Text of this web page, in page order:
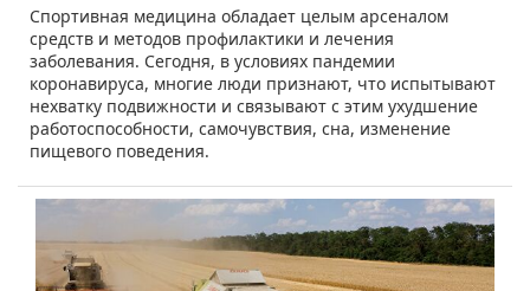
​Спортивная медицина обладает целым арсеналом
средств и методов профилактики и лечения
заболевания. Сегодня, в условиях пандемии
коронавируса, многие люди признают, что испытывают
нехватку подвижности и связывают с этим ухудшение
работоспособности, самочувствия, сна, изменение
пищевого поведения.